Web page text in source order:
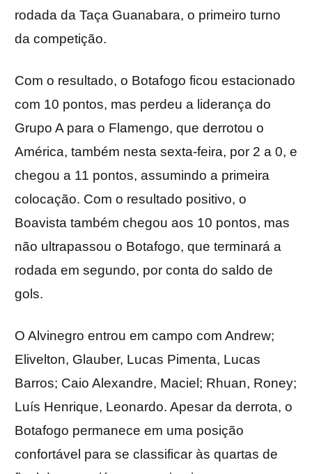
rodada da Taça Guanabara, o primeiro turno
da competição.
Com o resultado, o Botafogo ficou estacionado
com 10 pontos, mas perdeu a liderança do
Grupo A para o Flamengo, que derrotou o
América, também nesta sexta-feira, por 2 a 0, e
chegou a 11 pontos, assumindo a primeira
colocação. Com o resultado positivo, o
Boavista também chegou aos 10 pontos, mas
não ultrapassou o Botafogo, que terminará a
rodada em segundo, por conta do saldo de
gols.
O Alvinegro entrou em campo com Andrew;
Elivelton, Glauber, Lucas Pimenta, Lucas
Barros; Caio Alexandre, Maciel; Rhuan, Roney;
Luís Henrique, Leonardo. Apesar da derrota, o
Botafogo permanece em uma posição
confortável para se classificar às quartas de